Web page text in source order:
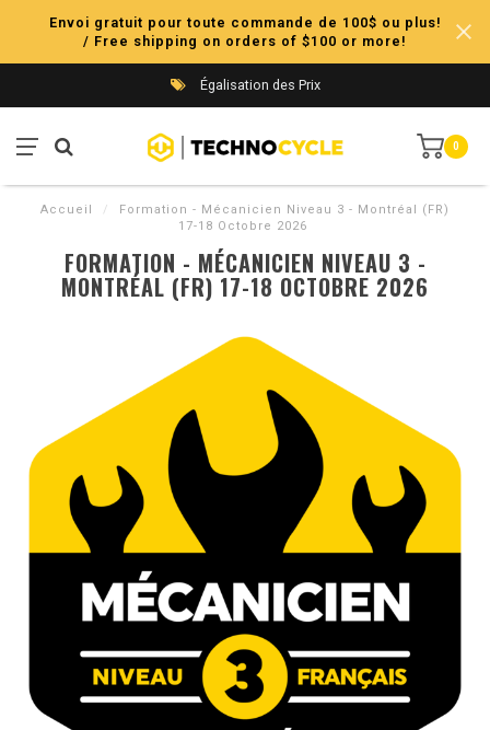
Envoi gratuit pour toute commande de 100$ ou plus!
/ Free shipping on orders of $100 or more!
Égalisation des Prix
0
Accueil /
Formation - Mécanicien Niveau 3 - Montréal (FR)
17-18 Octobre 2026
FORMATION - MÉCANICIEN NIVEAU 3 -
MONTRÉAL (FR) 17-18 OCTOBRE 2026